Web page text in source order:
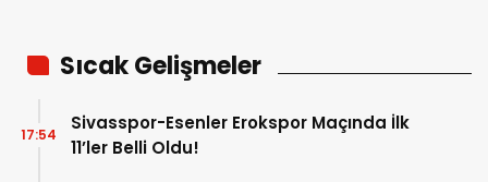
Sıcak Gelişmeler
Sivasspor-Esenler Erokspor Maçında İlk
11’ler Belli Oldu!
17:54